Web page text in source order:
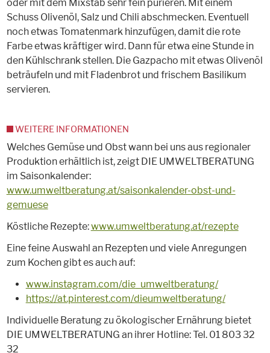
oder mit dem Mixstab sehr fein pürieren. Mit einem
Schuss Olivenöl, Salz und Chili abschmecken. Eventuell
noch etwas Tomatenmark hinzufügen, damit die rote
Farbe etwas kräftiger wird. Dann für etwa eine Stunde in
den Kühlschrank stellen. Die Gazpacho mit etwas Olivenöl
beträufeln und mit Fladenbrot und frischem Basilikum
servieren.
WEITERE INFORMATIONEN
Welches Gemüse und Obst wann bei uns aus regionaler
Produktion erhältlich ist, zeigt DIE UMWELTBERATUNG
im Saisonkalender:
www.umweltberatung.at/saisonkalender-obst-und-
gemuese
Köstliche Rezepte:www.umweltberatung.at/rezepte
Eine feine Auswahl an Rezepten und viele Anregungen
zum Kochen gibt es auch auf:
www.instagram.com/die_umweltberatung/
https://at.pinterest.com/dieumweltberatung/
Individuelle Beratung zu ökologischer Ernährung bietet
DIE UMWELTBERATUNG an ihrer Hotline: Tel. 01 803 32
32